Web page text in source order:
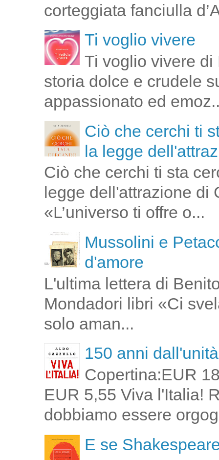
corteggiata fanciulla
Ti voglio vivere
Ti voglio vivere
storia dolce e crudele
appassionato ed
Ciò che cerchi ti
la legge
Ciò che cerchi ti sta
legge dell'attrazione
«L’universo ti offre o...
Mussolini e
d'amore
L'ultima lettera di
Mondadori libri «Ci
solo aman...
150 anni
Copertina:EUR
EUR 5,55 Viva l'Italia!
dobbiamo essere
E se